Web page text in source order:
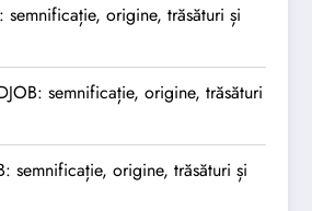
semnificație, origine, trăsături și
semnificație, origine, trăsături
semnificație, origine, trăsături și